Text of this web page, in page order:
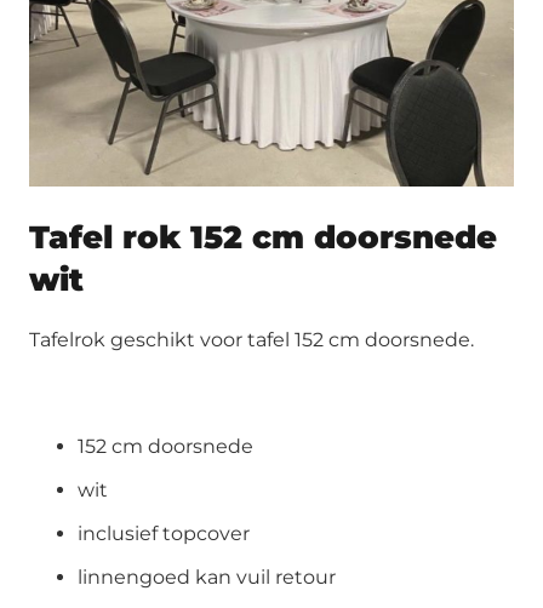
Tafel rok 152 cm doorsnede
wit
Tafelrok geschikt voor tafel 152 cm doorsnede.
152 cm doorsnede
wit
inclusief topcover
linnengoed kan vuil retour